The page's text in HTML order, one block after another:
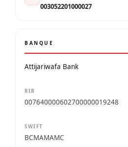
003052201000027
BANQUE
Attijariwafa Bank
RIB
007640000602700000019248
SWIFT
BCMAMAMC